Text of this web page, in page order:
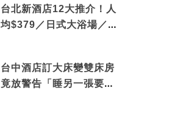
台北新酒店12大推介！人
均$379／日式大浴場／1
台中酒店訂大床變雙床房
竟放警告「睡另一張要加